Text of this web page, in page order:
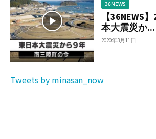
36NEWS
【36NEWS
本大震災か...
2020年3月11日
Tweets by minasan_now